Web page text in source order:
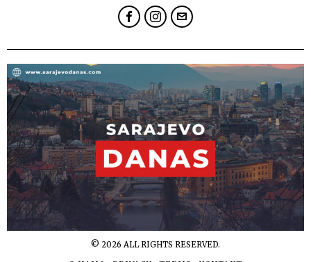
© 2026 ALL RIGHTS RESERVED.